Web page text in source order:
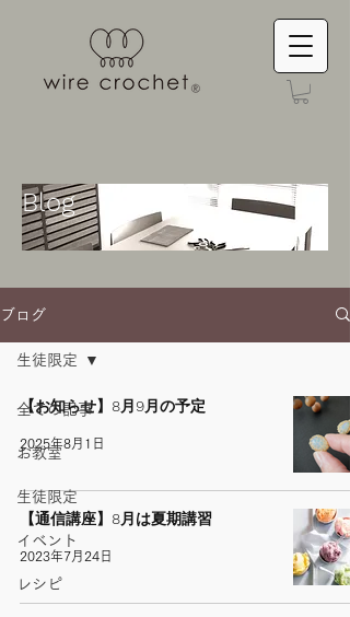
Blog
ブログ
全ての記事
お教室
生徒限定
イベント
レシピ
生徒限定
【お知らせ】8月9月の予定
2025年8月1日
【通信講座】8月は夏期講習
2023年7月24日